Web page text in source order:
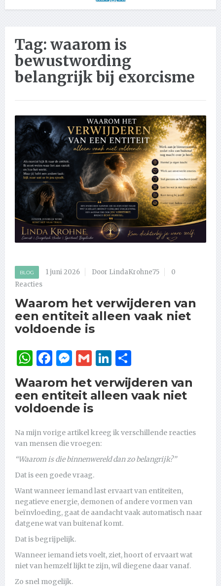
Tag: waarom is
bewustwording
belangrijk bij exorcisme
BLOG 1 juni 2026 Door LindaKrohne75
0
Reacties
Waarom het verwijderen van
een entiteit alleen vaak niet
voldoende is
WhatsApp
Facebook
Messenger
GmailLinkedIn
Waarom het verwijderen van
een entiteit alleen vaak niet
voldoende is
Na mijn vorige artikel kreeg ik verschillende reacties
van mensen die vroegen:
“Waarom is die binnenwereld dan zo belangrijk?”
Dat is een goede vraag.
Want wanneer iemand last ervaart van entiteiten,
negatieve energie, demonen of andere vormen van
beïnvloeding, gaat de aandacht vaak automatisch naar
datgene wat van buitenaf komt.
Dat is begrijpelijk.
Wanneer iemand iets voelt, ziet, hoort of ervaart wat
niet van hemzelf lijkt te zijn, wil diegene daar vanaf.
Zo snel mogelijk.